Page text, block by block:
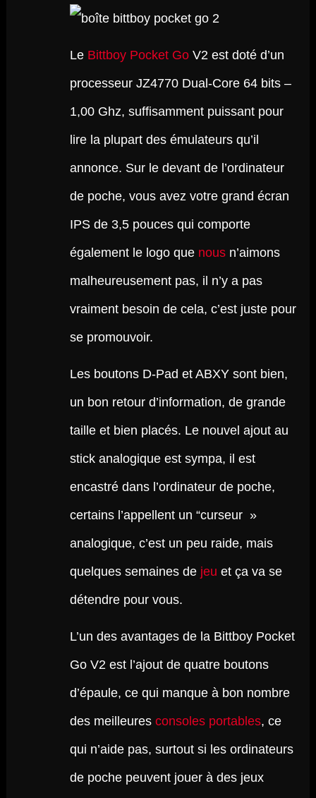
Le Bittboy Pocket GoV2 est doté d’un
processeur JZ4770 Dual-Core 64 bits –
1,00 Ghz, suffisamment puissant pour
lire la plupart des émulateurs qu’il
annonce. Sur le devant de l’ordinateur
de poche, vous avez votre grand écran
IPS de 3,5 pouces qui comporte
également le logo que nousn’aimons
malheureusement pas, il n’y a pas
vraiment besoin de cela, c’est juste pour
se promouvoir.
Les boutons D-Pad et ABXY sont bien,
un bon retour d’information, de grande
taille et bien placés. Le nouvel ajout au
stick analogique est sympa, il est
encastré dans l’ordinateur de poche,
certains l’appellent un “curseur »
analogique, c’est un peu raide, mais
quelques semaines de jeu et ça va se
détendre pour vous.
L’un des avantages de la Bittboy Pocket
Go V2 est l’ajout de quatre boutons
d’épaule, ce qui manque à bon nombre
des meilleures consoles portables, ce
qui n’aide pas, surtout si les ordinateurs
de poche peuvent jouer à des jeux